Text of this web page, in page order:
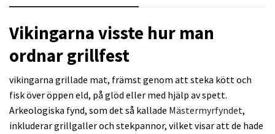
Vikingarna visste hur man
ordnar grillfest
vikingarna grillade mat, främst genom att steka kött och
fisk över öppen eld, på glöd eller med hjälp av spett.
Arkeologiska fynd, som det så kallade Mästermyrfyndet,
inkluderar grillgaller och stekpannor, vilket visar att de hade